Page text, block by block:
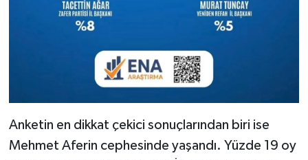
Anketin en dikkat çekici sonuçlarından biri ise
Mehmet Aferin cephesinde yaşandı. Yüzde 19 oy